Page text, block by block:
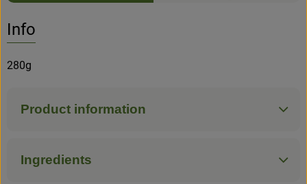
Info
280g
Product information
Ingredients